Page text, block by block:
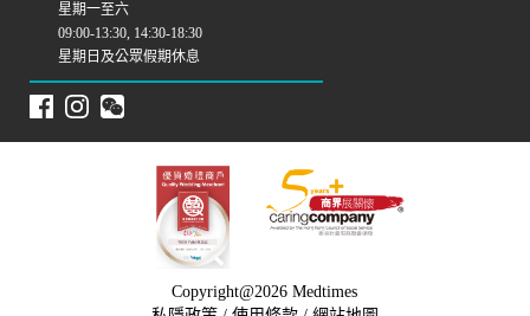
星期一至六
09:00-13:30, 14:30-18:30
星期日及公眾假期休息
Copyright@2026 Medtimes